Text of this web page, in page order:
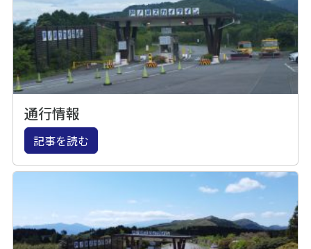
通行情報
記事を読む